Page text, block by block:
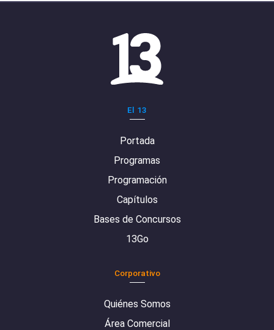
El 13
Portada
Programas
Programación
Capítulos
Bases de Concursos
13Go
Corporativo
Quiénes Somos
Área Comercial